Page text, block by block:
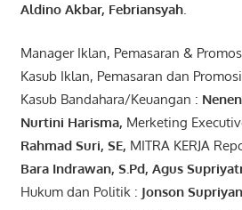
Aldino Akbar, Febriansyah.
Manager Iklan, Pemasaran &
Kasub Iklan, Pemasaran dan
Kasub Bandahara/Keuangan :
Nurtini Harisma, Merketing
Rahmad Suri, SE, MITRA KERJA
Bara Indrawan, S.Pd, Agus
Hukum dan Politik : Jonson S